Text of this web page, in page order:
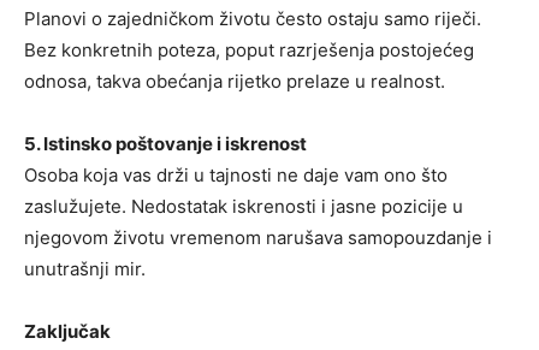
Planovi o zajedničkom životu često ostaju samo riječi.
Bez konkretnih poteza, poput razrješenja postojećeg
odnosa, takva obećanja rijetko prelaze u realnost.
5. Istinsko poštovanje i iskrenost
Osoba koja vas drži u tajnosti ne daje vam ono što
zaslužujete. Nedostatak iskrenosti i jasne pozicije u
njegovom životu vremenom narušava samopouzdanje i
unutrašnji mir.
Zaključak